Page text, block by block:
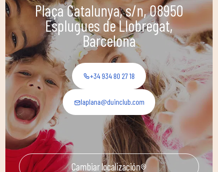
Plaça Catalunya, s/n, 08950
Esplugues de Llobregat,
Barcelona
+34 934 80 27 18
laplana@duinclub.com
Cambiar localización